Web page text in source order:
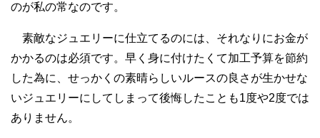
のが私の常なのです。
素敵なジュエリーに仕立てるのには、それなりにお金が
かかるのは必須です。早く身に付けたくて加工予算を節約
した為に、せっかくの素晴らしいルースの良さが生かせな
いジュエリーにしてしまって後悔したことも1度や2度では
ありません。